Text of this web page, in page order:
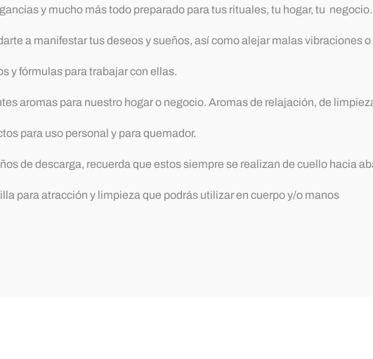
y mucho más todo preparado para tus rituales, tu hogar, tu negocio.
a manifestar tus deseos y sueños, así como alejar malas vibraciones
y fórmulas para trabajar con ellas.
aromas para nuestro hogar o negocio. Aromas de relajación, de
para uso personal y para quemador.
de descarga, recuerda que estos siempre se realizan de cuello hacia
para atracción y limpieza que podrás utilizar en cuerpo y/o manos